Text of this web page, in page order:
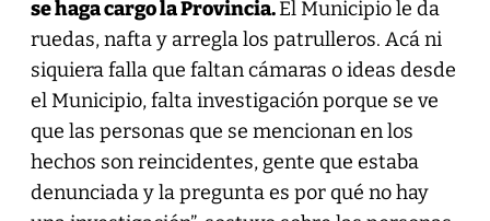
se haga cargo la Provincia.El Municipio le da
ruedas, nafta y arregla los patrulleros. Acá ni
siquiera falla que faltan cámaras o ideas desde
el Municipio, falta investigación porque se ve
que las personas que se mencionan en los
hechos son reincidentes, gente que estaba
denunciada y la pregunta es por qué no hay